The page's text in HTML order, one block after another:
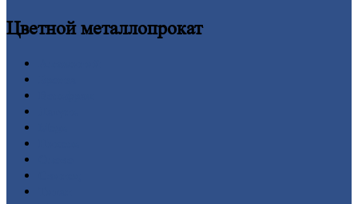
Цветнойметаллопрокат